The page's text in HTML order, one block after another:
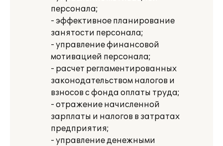
персонала;
- эффективное планирование
занятости персонала;
- управление финансовой
мотивацией персонала;
- расчет регламентированных
законодательством налогов и
взносов с фонда оплаты труда;
- отражение начисленной
зарплаты и налогов в затратах
предприятия;
- управление денежными